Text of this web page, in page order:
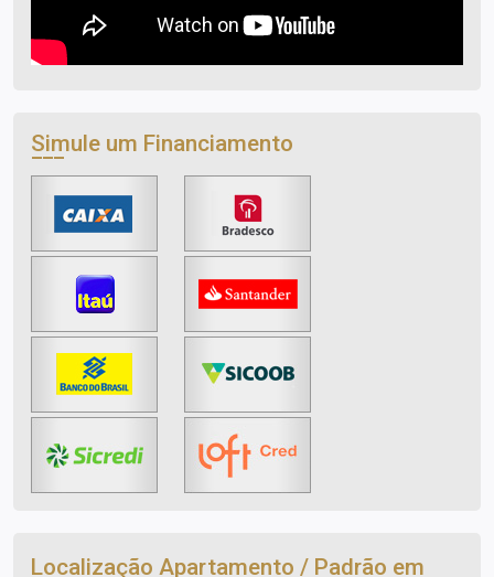
Simule um Financiamento
Localização Apartamento / Padrão em